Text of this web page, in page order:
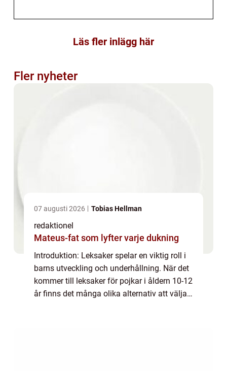
Läs fler inlägg här
Fler nyheter
07 augusti 2026 Tobias Hellman
redaktionel
Mateus-fat som lyfter varje dukning
Introduktion: Leksaker spelar en viktig roll i
barns utveckling och underhållning. När det
kommer till leksaker för pojkar i åldern 10-12
år finns det många olika alternativ att välja